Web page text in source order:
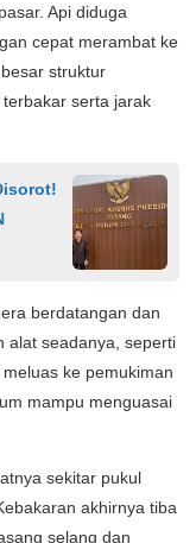
Api diduga
cepat merambat ke
struktur
serta jarak
berdatangan dan
alat seadanya, seperti
ke pemukiman
mampu menguasai
sekitar pukul
akhirnya tiba
selang dan